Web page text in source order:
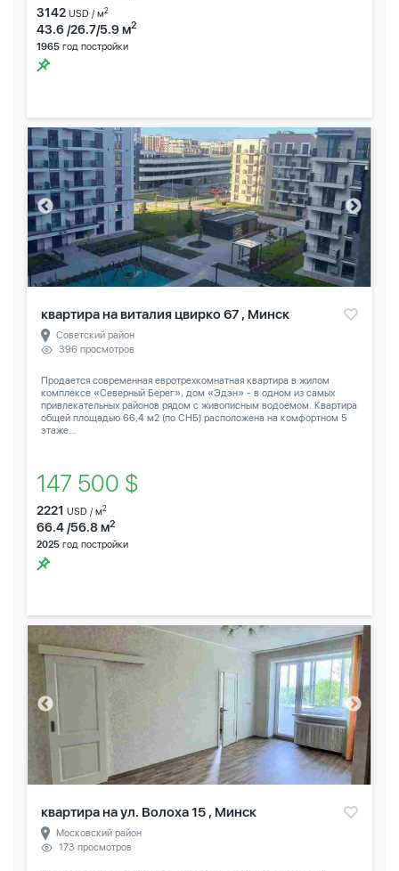
3142 USD / м2
43.6 /26.7/5.9 м2
1965 год постройки
квартира на виталия цвирко 67 , Минск
Советский район
396 просмотров
Продается современная евротрехкомнатная квартира в жилом
комплексе «Северный Берег», дом «Эдэн» - в одном из самых
привлекательных районов рядом с живописным водоемом. Квартира
общей площадью 66,4 м2 (по СНБ) расположена на комфортном 5
этаже...
147 500 $
2221 USD / м2
66.4 /56.8 м2
2025 год постройки
квартира на ул. Волоха 15 , Минск
Московский район
173 просмотров